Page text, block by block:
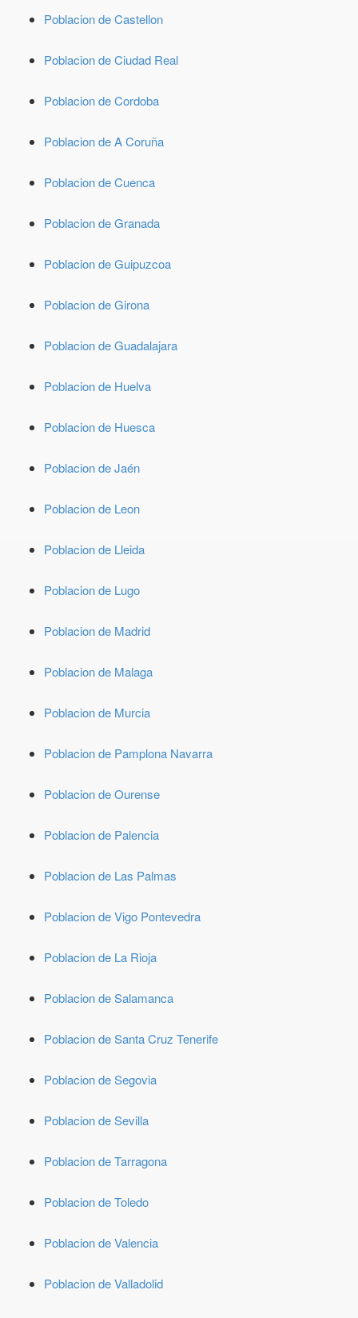
Poblacion de Castellon
Poblacion de Ciudad Real
Poblacion de Cordoba
Poblacion de A Coruña
Poblacion de Cuenca
Poblacion de Granada
Poblacion de Guipuzcoa
Poblacion de Girona
Poblacion de Guadalajara
Poblacion de Huelva
Poblacion de Huesca
Poblacion de Jaén
Poblacion de Leon
Poblacion de Lleida
Poblacion de Lugo
Poblacion de Madrid
Poblacion de Malaga
Poblacion de Murcia
Poblacion de Pamplona Navarra
Poblacion de Ourense
Poblacion de Palencia
Poblacion de Las Palmas
Poblacion de Vigo Pontevedra
Poblacion de La Rioja
Poblacion de Salamanca
Poblacion de Santa Cruz Tenerife
Poblacion de Segovia
Poblacion de Sevilla
Poblacion de Tarragona
Poblacion de Toledo
Poblacion de Valencia
Poblacion de Valladolid